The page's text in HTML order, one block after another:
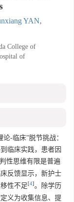
YAN,
College of
of
-临床”脱节挑战：
临床实践，患者因
性思维有限是普遍
反馈显示，新护士
性不足[4]。除学历
义为收集信息、提